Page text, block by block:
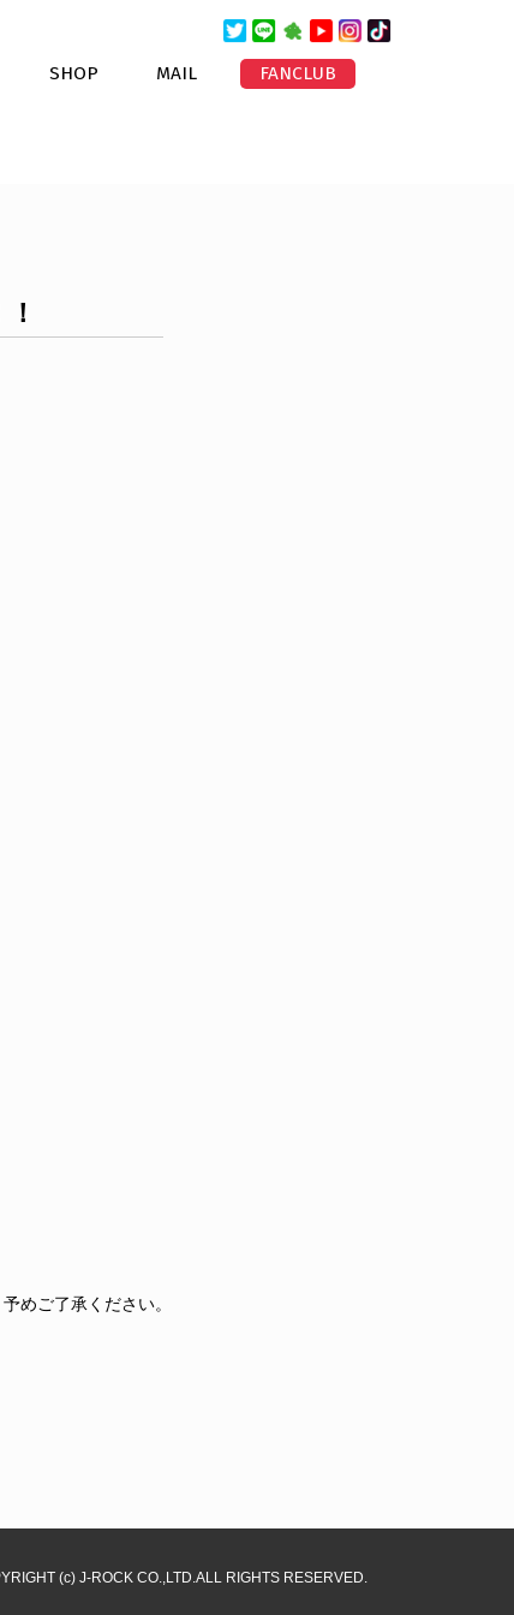
SHOP MAIL FANCLUB
めご了承ください。
(c) J-ROCK CO.,LTD.ALL RIGHTS RESERVED.